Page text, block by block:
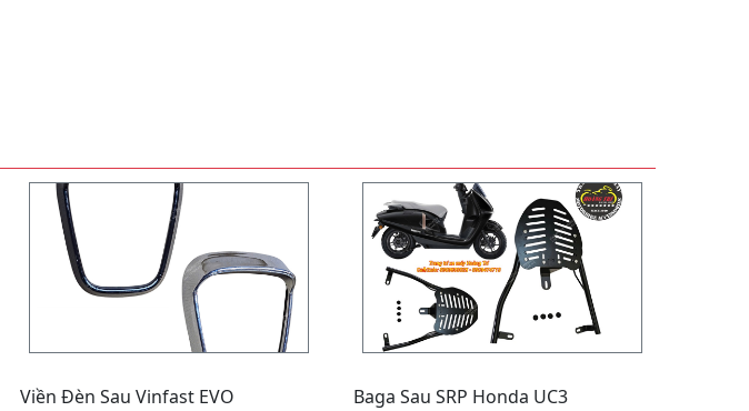
Viền Đèn Sau Vinfast EVO
Baga Sau SRP Honda UC3